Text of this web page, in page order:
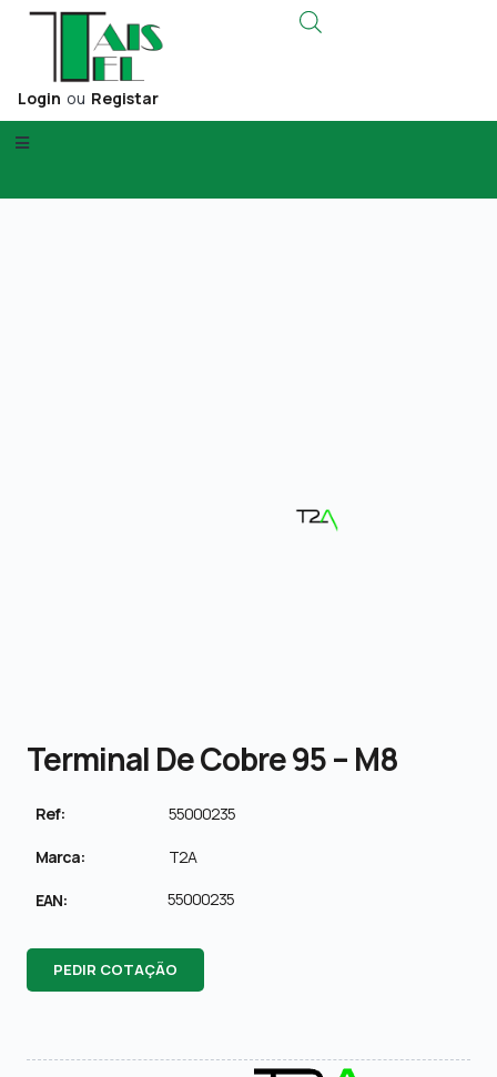
Login ou Registar
Terminal De Cobre 95 – M8
Ref: 55000235
Marca: T2A
EAN: 55000235
PEDIR COTAÇÃO